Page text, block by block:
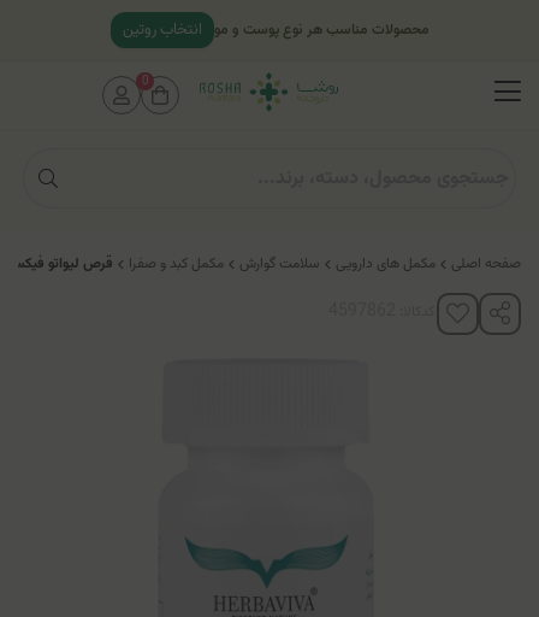
صفحه اصلی مکمل های دارویی سلامت گوارش مکمل کبد و صفرا قرص لیواتو فیکس
محصولات مناسب هر نوع پوست و مو انتخاب روتین
0